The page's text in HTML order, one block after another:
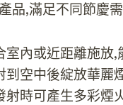
品,滿足不同節慶
內或近距離施放,
到空中後綻放華麗
時可產生多彩煙